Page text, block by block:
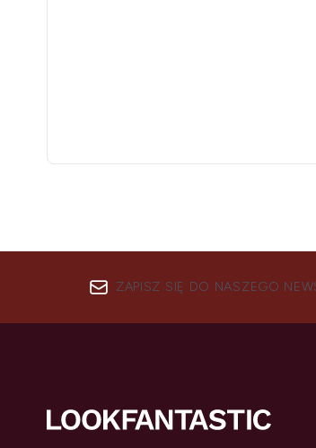
ZAPISZ SIĘ DO NASZEGO